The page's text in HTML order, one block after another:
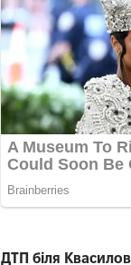
ДТП біля